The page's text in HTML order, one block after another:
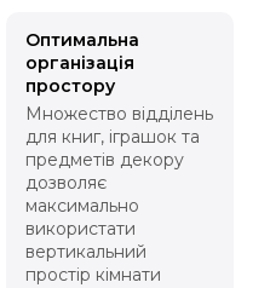
Оптимальна
організація
простору
Множество відділень
для книг, іграшок та
предметів декору
дозволяє
максимально
використати
вертикальний
простір кімнати